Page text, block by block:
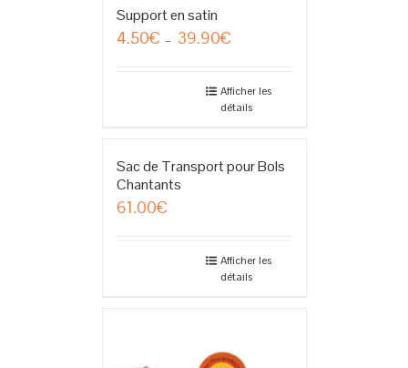
Support en satin
4.50€ – 39.90€Plage
4.50€
à
Afficher les
détails
Sac de Transport pour Bols
Chantants
61.00€
Afficher les
détails